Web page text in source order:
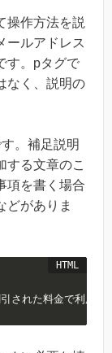
操作方法を説
ールアドレス
す。pタグで
なく、説明の
。補足説明
する文章のこ
項を書く場合
どがありま
された料金で利用で